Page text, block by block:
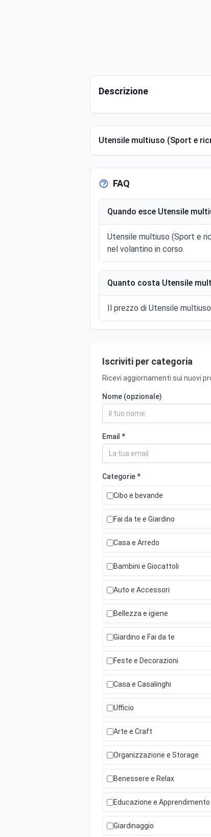
Descrizione
Utensile multiuso (Sport e
FAQ
Quando esce Utensile
Utensile multiuso (Sport e
nel volantino in corso.
Quanto costa Utensile
Il prezzo di Utensile
Iscriviti per categoria
Ricevi aggiornamenti sui nuovi
Nome (opzionale)
Email *
Categorie *
Cibo e bevande
Fai da te e Giardino
Casa e Arredo
Bambini e Giocattoli
Auto e Accessori
Bellezza e igiene
Giardino e Fai da te
Feste e Decorazioni
Casa e Casalinghi
Ufficio
Arte e Craft
Organizzazione e Storage
Benessere e Relax
Educazione e Apprendimento
Giardinaggio